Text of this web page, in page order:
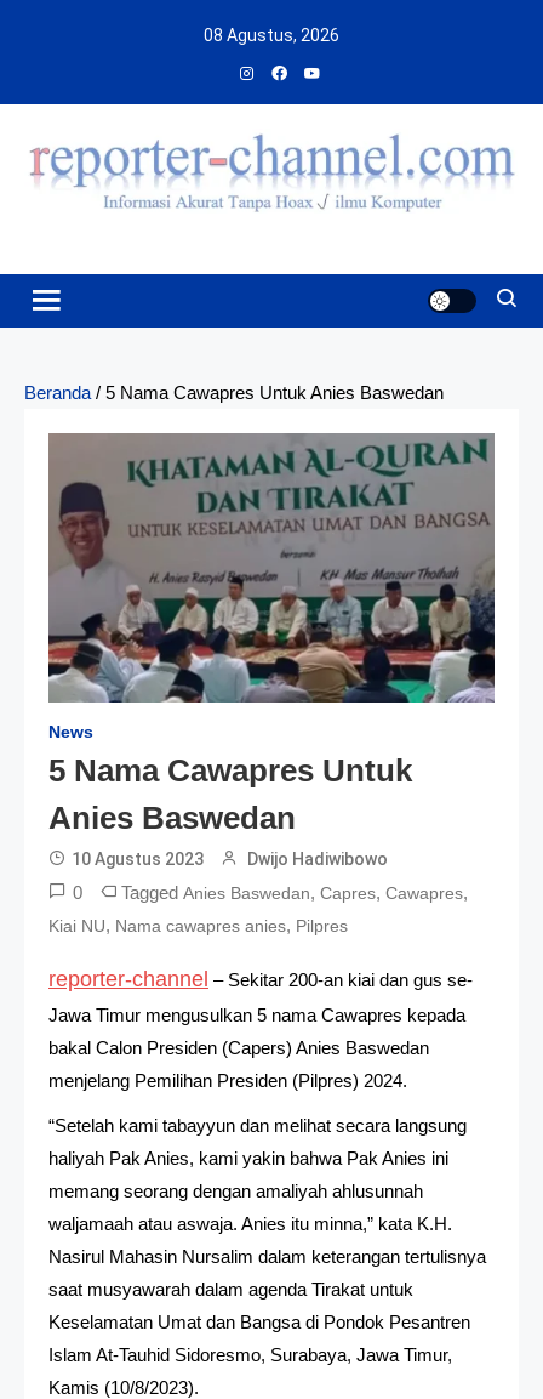
08 Agustus, 2026
Beranda / 5 Nama Cawapres Untuk Anies Baswedan
News
5 Nama Cawapres Untuk
Anies Baswedan
10 Agustus 2023 Dwijo Hadiwibowo
0 Tagged Anies Baswedan, Capres, Cawapres,
Kiai NU, Nama cawapres anies, Pilpres
reporter-channel – Sekitar 200-an kiai dan gus se-
Jawa Timur mengusulkan 5 nama Cawapres kepada
bakal Calon Presiden (Capers) Anies Baswedan
menjelang Pemilihan Presiden (Pilpres) 2024.
“Setelah kami tabayyun dan melihat secara langsung
haliyah Pak Anies, kami yakin bahwa Pak Anies ini
memang seorang dengan amaliyah ahlusunnah
waljamaah atau aswaja. Anies itu minna,” kata K.H.
Nasirul Mahasin Nursalim dalam keterangan tertulisnya
saat musyawarah dalam agenda Tirakat untuk
Keselamatan Umat dan Bangsa di Pondok Pesantren
Islam At-Tauhid Sidoresmo, Surabaya, Jawa Timur,
Kamis (10/8/2023).